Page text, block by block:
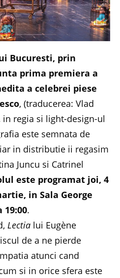
Bucuresti, prin
prima premiera a
a celebrei piese
, (traducerea: Vlad
in regia si light-design-ul
este semnata de
in distributie ii regasim
Juncu si Catrinel
este programat joi, 4
in Sala George
19:00.
Lectia lui Eugène
de a ne pierde
atunci cand
si in orice sfera este